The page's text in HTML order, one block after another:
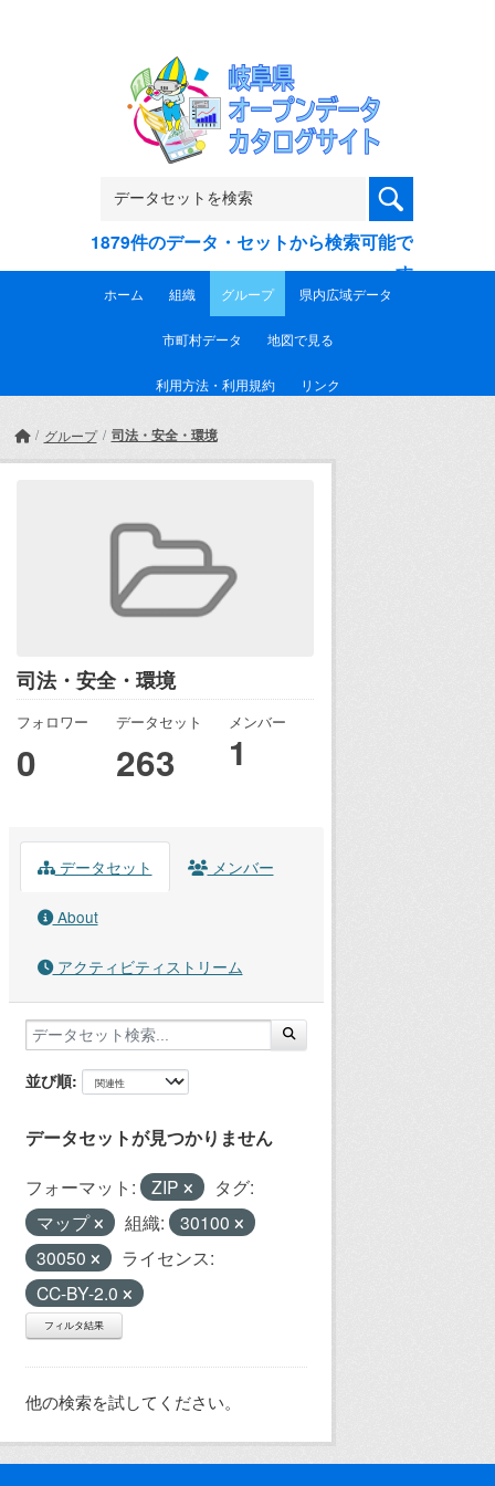
1879件のデータ・セットから検索可能で
す
ホーム 組織 グループ 県内広域データ
市町村データ 地図で見る
利用方法・利用規約 リンク
グループ 司法・安全・環境
司法・安全・環境
フォロワー
0
データセット
263
メンバー
1
データセット メンバー
About
アクティビティストリーム
並び順
データセットが見つかりません
フォーマット: ZIP
タグ:
マップ
組織:
30100
30050
ライセンス:
CC-BY-2.0
フィルタ結果
他の検索を試してください。